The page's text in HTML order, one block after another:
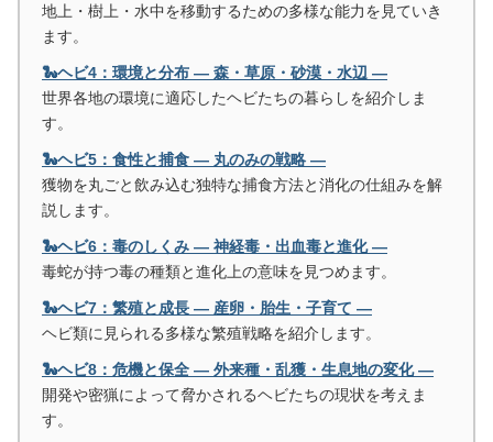
地上・樹上・水中を移動するための多様な能力を見ていき
ます。
🐍ヘビ4：環境と分布 ― 森・草原・砂漠・水辺 ―
世界各地の環境に適応したヘビたちの暮らしを紹介しま
す。
🐍ヘビ5：食性と捕食 ― 丸のみの戦略 ―
獲物を丸ごと飲み込む独特な捕食方法と消化の仕組みを解
説します。
🐍ヘビ6：毒のしくみ ― 神経毒・出血毒と進化 ―
毒蛇が持つ毒の種類と進化上の意味を見つめます。
🐍ヘビ7：繁殖と成長 ― 産卵・胎生・子育て ―
ヘビ類に見られる多様な繁殖戦略を紹介します。
🐍ヘビ8：危機と保全 ― 外来種・乱獲・生息地の変化 ―
開発や密猟によって脅かされるヘビたちの現状を考えま
す。